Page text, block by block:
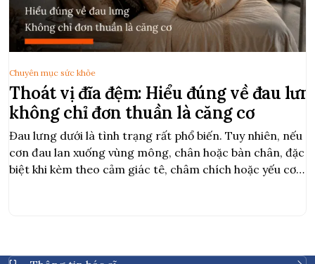
Thoát vị đĩa đệm: Hiểu đúng về đau
không chỉ đơn thuần là căng cơ
Đau lưng dưới là tình trạng rất phổ biến. Tuy nhiên, nếu
cơn đau lan xuống vùng mông, chân hoặc bàn chân, đặc
biệt khi kèm theo cảm giác tê, châm chích hoặc yếu cơ,
Chuyên mục sức khỏe